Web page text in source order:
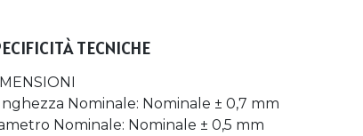
TECNICHE
Nominale: Nominale ± 0,7 mm
Nominale: Nominale ± 0,5 mm